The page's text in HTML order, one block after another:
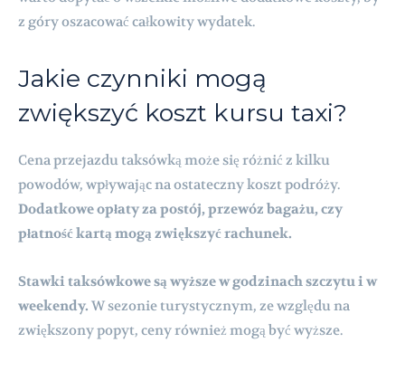
z góry oszacować całkowity wydatek.
Jakie czynniki mogą
zwiększyć koszt kursu taxi?
Cena przejazdu taksówką może się różnić z kilku
powodów, wpływając na ostateczny koszt podróży.
Dodatkowe opłaty za postój, przewóz bagażu, czy
płatność kartą mogą zwiększyć rachunek.
Stawki taksówkowe są wyższe w godzinach szczytu i w
weekendy. W sezonie turystycznym, ze względu na
zwiększony popyt, ceny również mogą być wyższe.